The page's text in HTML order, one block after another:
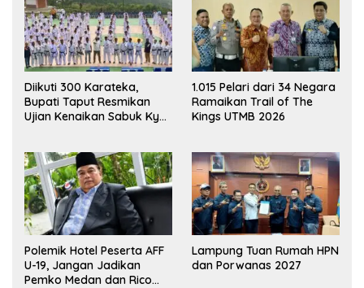
Diikuti 300 Karateka,
Bupati Taput Resmikan
Ujian Kenaikan Sabuk Kyu
1.015 Pelari dari 34 Negara
Ramaikan Trail of The
Kings UTMB 2026
Polemik Hotel Peserta AFF
U-19, Jangan Jadikan
Pemko Medan dan Rico
Lampung Tuan Rumah HPN
dan Porwanas 2027